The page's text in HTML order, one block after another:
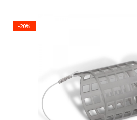
-20%